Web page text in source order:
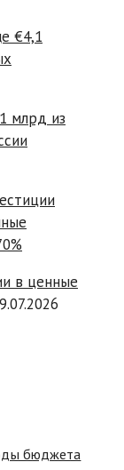
млрд из
в ценные
бюджета